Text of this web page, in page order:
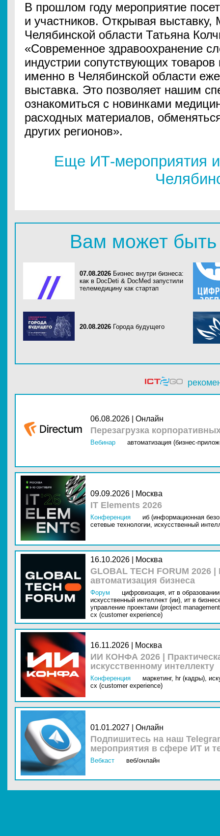
В прошлом году мероприятие
и участников. Открывая выставку,
Челябинской области Татьяна
«Современное здравоохранение
индустрии сопутствующих товаров
именно в Челябинской области
выставка. Это позволяет нашим
ознакомиться с новинками
расходных материалов,
других регионов».
Еще ИТ-мероприятия
Вам может быть
07.08.2026 Бизнес внутри бизнеса:
как в DocDeti & DocMed запустили
телемедицину как стартап
20.08.2026 Города будущего
06.08.2026 | Онлайн
Перезагрузка
Вебинар автоматизация (бизнес-
09.09.2026 | Москва
IT Elements 2026
Конференция
иб (информационная
сетевые технологии, искусственный
16.10.2026 | Москва
GLOBAL TECH FORUM
автоматизация бизнеса
Форум цифровизация, ит в
искусственный интеллект (ии), ит в
управление проектами (project
cx (customer experience)
16.11.2026 | Москва
ИИ КОНФА 2026 |
искусственному интеллекту
Конференция маркетинг, hr (кадры),
cx (customer experience)
01.01.2027 | Онлайн
Подпишитесь на наш
мероприятия в сфере ИТ и
Вебкаст веб/онлайн